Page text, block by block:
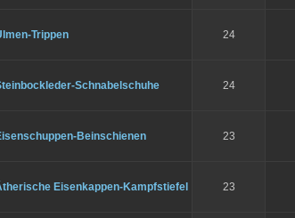
Trippen 24
Schnabelschuhe 24
Beinschienen 23
Eisenkappen-Kampfstiefel 23